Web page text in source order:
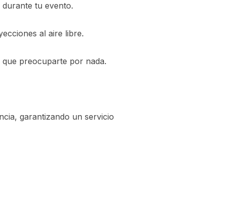
tu evento.
al aire libre.
preocuparte por nada.
garantizando un servicio